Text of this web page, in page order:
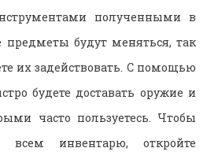
полученными в
будут меняться, так
их задействовать. С помощью
будете доставать оружие и
часто пользуетесь. Чтобы
инвентарю, откройте